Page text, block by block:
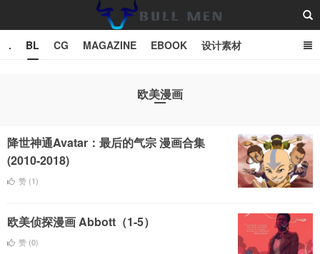
. BL CG MAGAZINE EBOOK 设计素材
欧美漫画
降世神通Avatar：最后的气宗 漫画合集
(2010-2018)
赞 (1)
欧美侦探漫画 Abbott（1-5）
赞 (0)